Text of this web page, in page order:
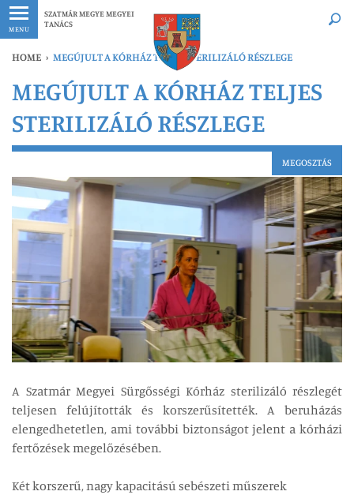
MENU
SZATMÁR MEGYE MEGYEI
TANÁCS
Legfrissebb Bármikor
HOME › MEGÚJULT A KÓRHÁZ TELJES STERILIZÁLÓ RÉSZLEGE
MEGÚJULT A KÓRHÁZ TELJES
STERILIZÁLÓ RÉSZLEGE
MEGOSZTÁS
A Szatmár Megyei Sürgősségi Kórház sterilizáló részlegét
teljesen felújították és korszerűsítették. A beruházás
elengedhetetlen, ami további biztonságot jelent a kórházi
fertőzések megelőzésében.
Két korszerű, nagy kapacitású sebészeti műszerek